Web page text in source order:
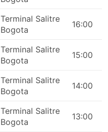
Terminal Salitre
Bogota
16:00
Terminal Salitre
Bogota
15:00
Terminal Salitre
Bogota
14:00
Terminal Salitre
Bogota
13:00